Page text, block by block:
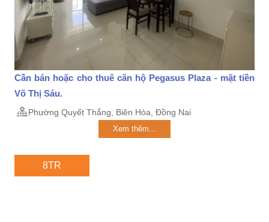
Cần bán hoặc cho thuê căn hộ Pegasus Plaza - mặt tiền
Võ Thị Sáu.
Phường Quyết Thắng, Biên Hòa, Đồng Nai
Xem thêm...
8TR